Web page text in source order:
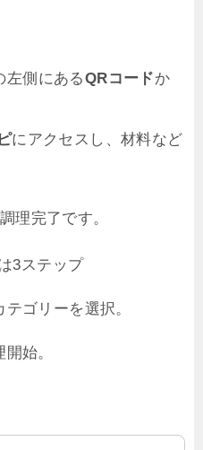
左側にあるQRコードか
にアクセスし、材料など
理完了です。
3ステップ
ゴリーを選択。
始。